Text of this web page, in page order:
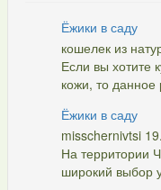
Ёжики в саду
кошелек из
Если вы хотите
кожи, то
Ёжики в саду
misschernivtsi
На территории
широкий выбор